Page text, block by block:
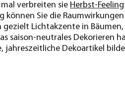
mal verbreiten sie Herbst-Feeling
können Sie die
Lichtakzente in
saison-neutrales Dekorieren
Dekoartikel